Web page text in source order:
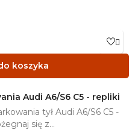

koszyka
Audi A6/S6 C5 - repliki
tył Audi A6/S6 C5 -
się z...